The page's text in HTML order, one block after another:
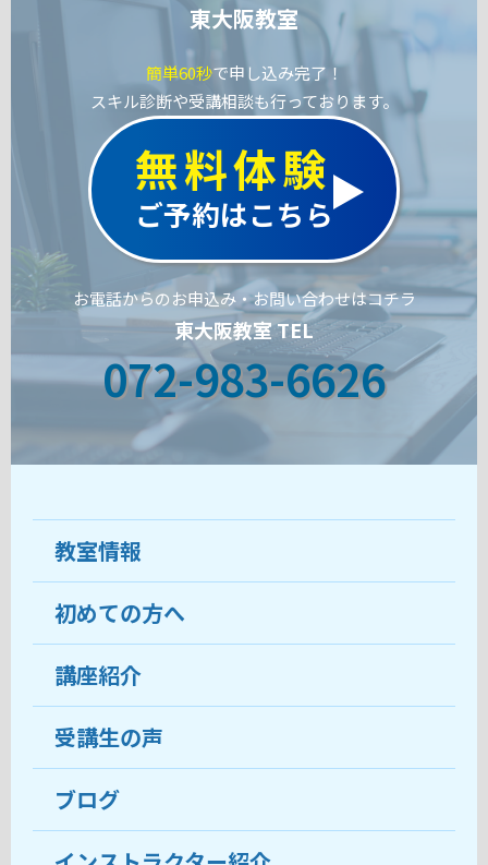
東大阪教室
簡単60秒で申し込み完了！
スキル診断や受講相談も行っております。
無料体験
ご予約はこちら
お電話からのお申込み・お問い合わせはコチラ
東大阪教室 TEL
072-983-6626
教室情報
教室について
受講生の声
おすすめ・人気の講座
目的から講座を探す
教室ブログ
初めての方へ
ココがおすすめ
料金
受講までの流れ
よくあるご質問
講座紹介
受講生の声
ブログ